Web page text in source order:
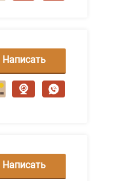
Написать
Написать